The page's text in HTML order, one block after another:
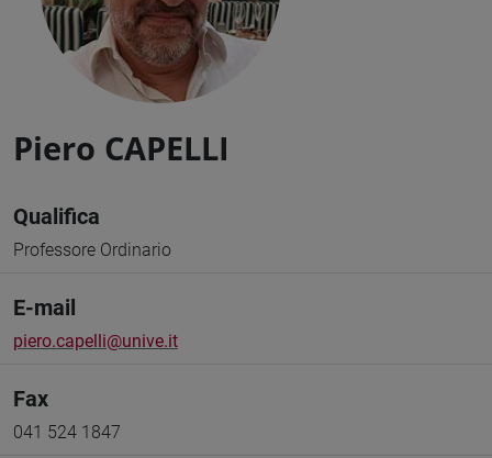
Piero CAPELLI
Qualifica
Professore Ordinario
E-mail
piero.capelli@unive.it
Fax
041 524 1847